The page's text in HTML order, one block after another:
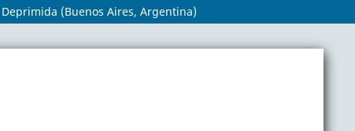
(Buenos Aires, Argentina)